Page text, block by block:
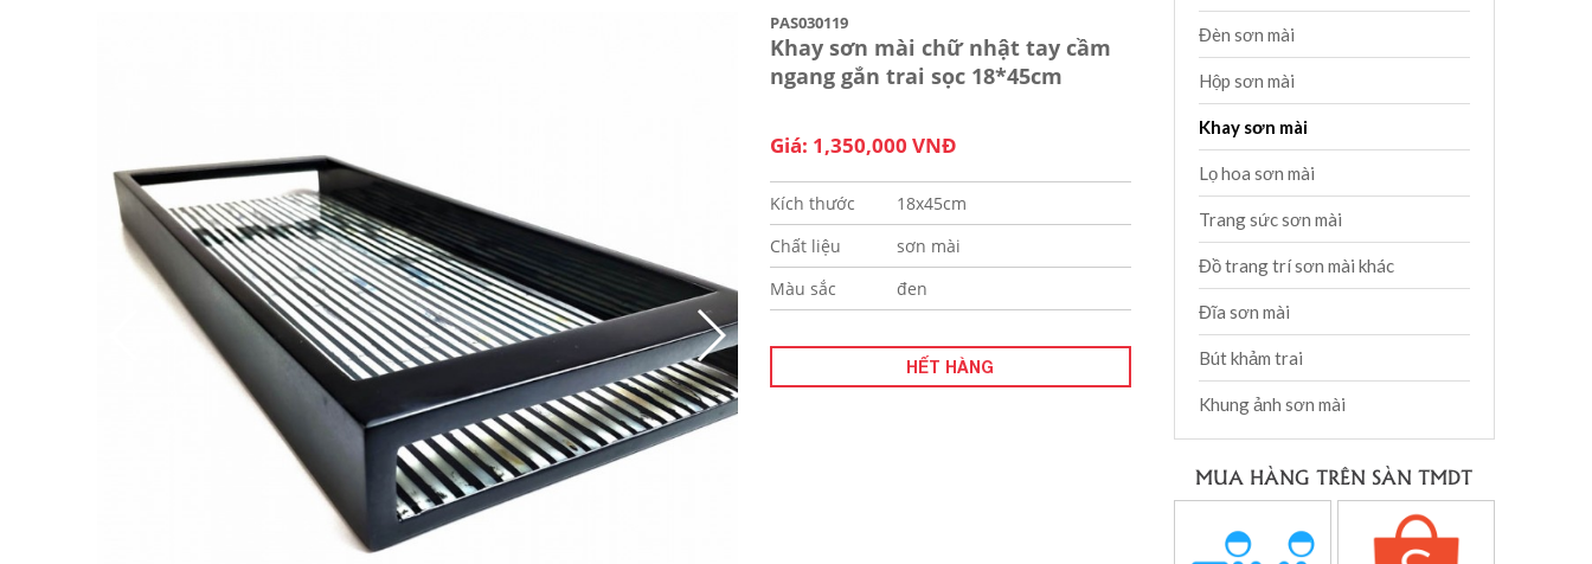
PAS030119
Khay sơn mài chữ nhật tay cầm
ngang gắn trai sọc 18*45cm
Giá: 1,350,000 VNĐ
Kích thước
18x45cm
Chất liệu
sơn mài
Màu sắc
đen
HẾT HÀNG
Đèn sơn mài
Hộp sơn mài
Khay sơn mài
Lọ hoa sơn mài
Trang sức sơn mài
Đồ trang trí sơn mài khác
Đĩa sơn mài
Bút khảm trai
Khung ảnh sơn mài
MUA HÀNG TRÊN SÀN TMDT